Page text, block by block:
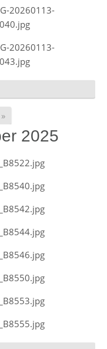
2025